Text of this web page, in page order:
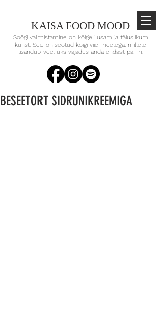
KAISA FOOD MOOD
Söögi valmistamine on kõige ilusam ja täiuslikum
kunst. See on seotud kõigi viie meelega, millele
lisandub veel üks vajadus anda endast parim.
BESEETORT SIDRUNIKREEMIGA